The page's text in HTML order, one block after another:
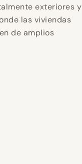
exteriores y
las viviendas
de amplios
2 plazas de